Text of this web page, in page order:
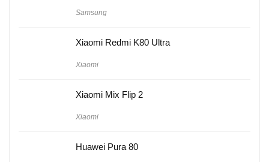
Samsung
Xiaomi Redmi K80 Ultra
Xiaomi
Xiaomi Mix Flip 2
Xiaomi
Huawei Pura 80